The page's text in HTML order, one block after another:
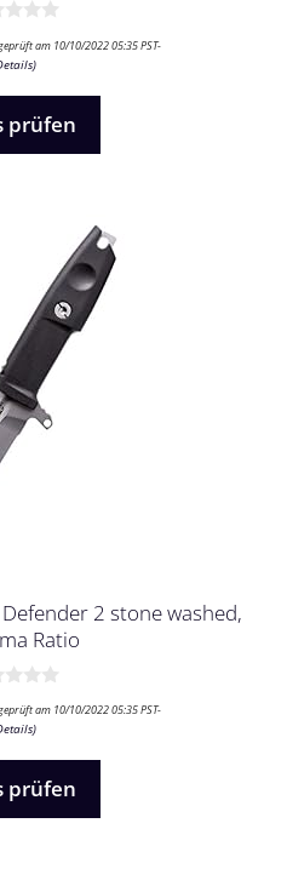
am 10/10/2022 05:35 PST-
)
prüfen
2 stone washed,
Ratio
am 10/10/2022 05:35 PST-
)
prüfen